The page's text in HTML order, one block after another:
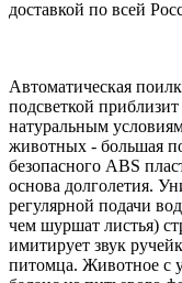
доставкой по всей
Автоматическая
подсветкой
натуральным
животных - большая
безопасного ABS
основа долголетия.
регулярной подачи
чем шуршат листья)
имитирует звук
питомца. Животное с